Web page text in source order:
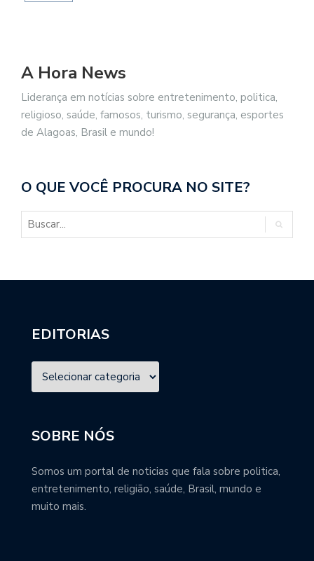
A Hora News
Liderança em notícias sobre entretenimento, politica,
religioso, saúde, famosos, turismo, segurança, esportes
de Alagoas, Brasil e mundo!
O QUE VOCÊ PROCURA NO SITE?
EDITORIAS
SOBRE NÓS
Somos um portal de noticias que fala sobre politica,
entretenimento, religião, saúde, Brasil, mundo e
muito mais.